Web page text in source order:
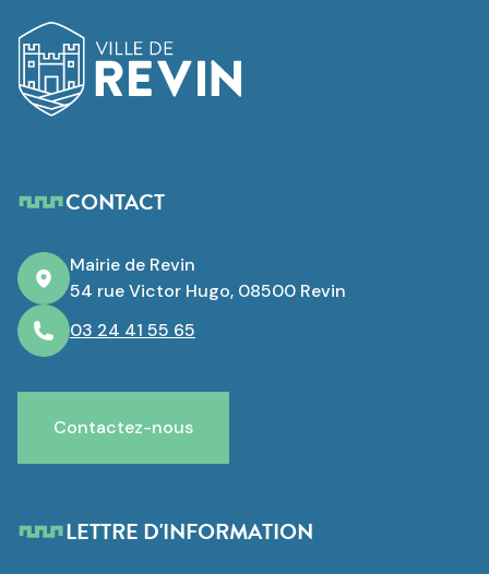
CONTACT
Mairie de Revin
54 rue Victor Hugo, 08500 Revin
03 24 41 55 65
Contactez-nous
LETTRE D'INFORMATION